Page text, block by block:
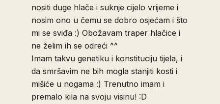
nositi duge hlače i suknje cijelo vrijeme i
nosim ono u čemu se dobro osjećam i što
mi se sviđa :) Obožavam traper hlačice i
ne želim ih se odreći ^^
Imam takvu genetiku i konstituciju tijela, i
da smršavim ne bih mogla stanjiti kosti i
mišiće u nogama :) Trenutno imam i
premalo kila na svoju visinu! :D